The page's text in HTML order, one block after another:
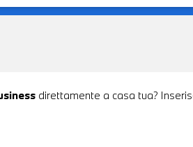
direttamente a casa tua?